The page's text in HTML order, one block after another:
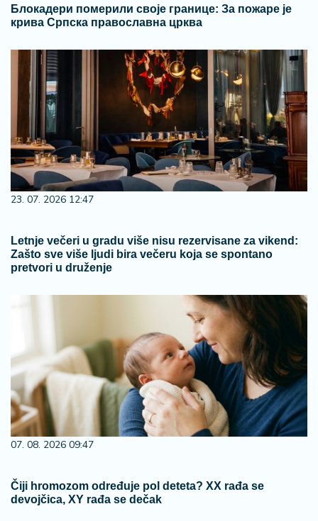
Блокадери померили своје границе: За пожаре је
крива Српска православна црква
23. 07. 2026 12:47
Letnje večeri u gradu više nisu rezervisane za vikend:
Zašto sve više ljudi bira večeru koja se spontano
pretvori u druženje
07. 08. 2026 09:47
Čiji hromozom određuje pol deteta? XX rađa se
devojčica, XY rađa se dečak